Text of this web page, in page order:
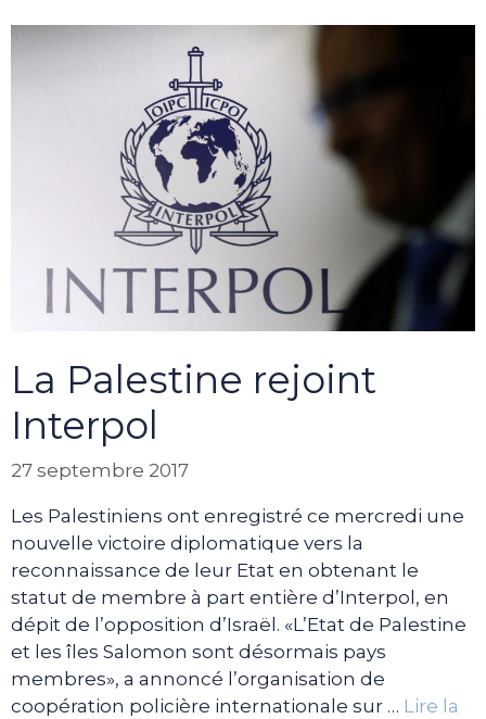
La Palestine rejoint
Interpol
27 septembre 2017
Les Palestiniens ont enregistré ce mercredi une
nouvelle victoire diplomatique vers la
reconnaissance de leur Etat en obtenant le
statut de membre à part entière d’Interpol, en
dépit de l’opposition d’Israël. «L’Etat de Palestine
et les îles Salomon sont désormais pays
membres», a annoncé l’organisation de
coopération policière internationale sur … Lire la